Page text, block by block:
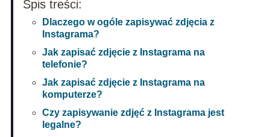
Spis treści:
Dlaczego w ogóle zapisywać zdjęcia z
Instagrama?
Jak zapisać zdjęcie z Instagrama na
telefonie?
Jak zapisać zdjęcie z Instagrama na
komputerze?
Czy zapisywanie zdjęć z Instagrama jest
legalne?